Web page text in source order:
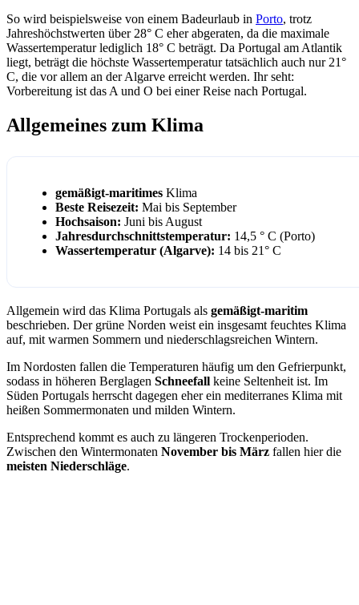
So wird beispielsweise von einem Badeurlaub in Porto, trotz
Jahreshöchstwerten über 28° C eher abgeraten, da die maximale
Wassertemperatur lediglich 18° C beträgt. Da Portugal am Atlantik
liegt, beträgt die höchste Wassertemperatur tatsächlich auch nur 21°
C, die vor allem an der Algarve erreicht werden. Ihr seht:
Vorbereitung ist das A und O bei einer Reise nach Portugal.
Allgemeines zum Klima
gemäßigt-maritimes Klima
Beste Reisezeit: Mai bis September
Hochsaison: Juni bis August
Jahresdurchschnittstemperatur: 14,5 ° C (Porto)
Wassertemperatur (Algarve): 14 bis 21° C
Allgemein wird das Klima Portugals als gemäßigt-maritim
beschrieben. Der grüne Norden weist ein insgesamt feuchtes Klima
auf, mit warmen Sommern und niederschlagsreichen Wintern.
Im Nordosten fallen die Temperaturen häufig um den Gefrierpunkt,
sodass in höheren Berglagen Schneefall keine Seltenheit ist. Im
Süden Portugals herrscht dagegen eher ein mediterranes Klima mit
heißen Sommermonaten und milden Wintern.
Entsprechend kommt es auch zu längeren Trockenperioden.
Zwischen den Wintermonaten November bis März fallen hier die
meisten Niederschläge.